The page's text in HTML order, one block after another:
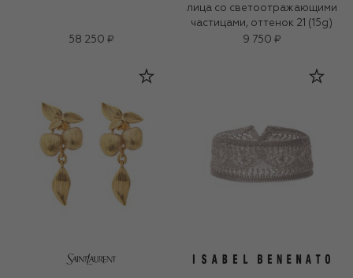
58 250 ₽
лица со светоотражающими
частицами, оттенок 21 (15g)
9 750 ₽